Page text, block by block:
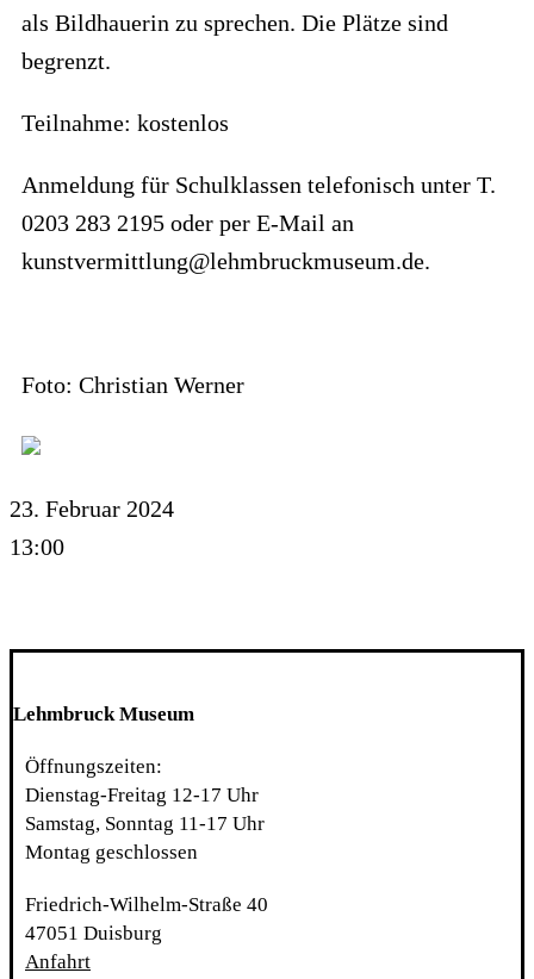
als Bildhauerin zu sprechen. Die Plätze sind
begrenzt.
Teilnahme: kostenlos
Anmeldung für Schulklassen telefonisch unter T.
0203 283 2195 oder per E-Mail an
kunstvermittlung@lehmbruckmuseum.de.
Foto: Christian Werner
23. Februar 2024
13:00
Lehmbruck Museum
Öffnungszeiten:
Dienstag-Freitag 12-17 Uhr
Samstag, Sonntag 11-17 Uhr
Montag geschlossen
Friedrich-Wilhelm-Straße 40
47051 Duisburg
Anfahrt